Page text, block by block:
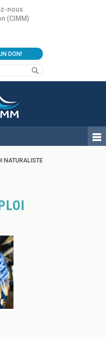
nous
(CIMM)
DON!
NATURALISTE